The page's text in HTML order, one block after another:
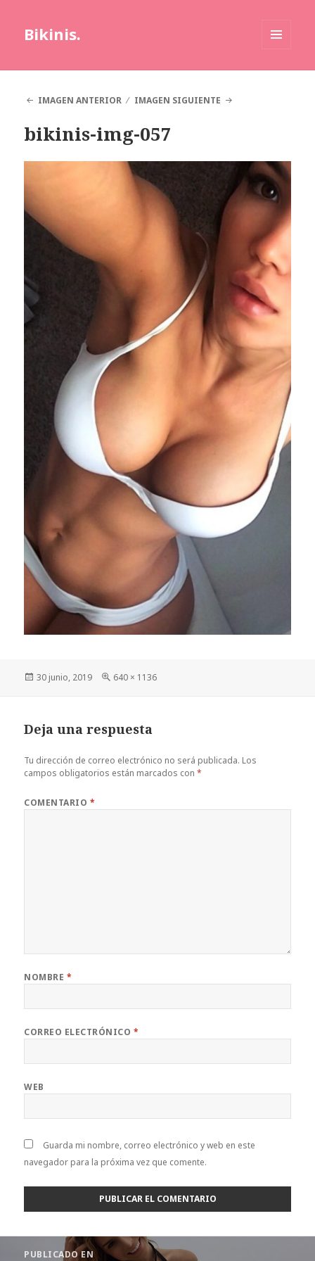
Bikinis.
IMAGEN ANTERIOR
IMAGEN SIGUIENTE
bikinis-img-057
Publicado
30 junio, 2019
Tamaño
640 × 1136
Deja una respuesta
Tu dirección de correo electrónico no será publicada. Los
campos obligatorios están marcados con*
COMENTARIO *
NOMBRE *
CORREO ELECTRÓNICO *
WEB
Guarda mi nombre, correo electrónico y web en este
navegador para la próxima vez que comente.
PUBLICADO EN